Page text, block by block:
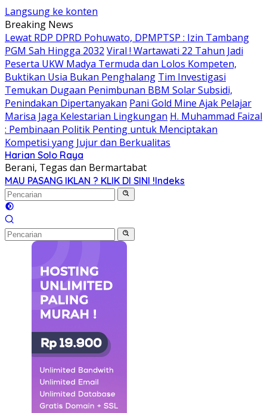
Langsung ke konten
Breaking News
Lewat RDP DPRD Pohuwato, DPMPTSP : Izin Tambang
PGM Sah Hingga 2032 Viral ! Wartawati 22 Tahun Jadi
Peserta UKW Madya Termuda dan Lolos Kompeten,
Buktikan Usia Bukan Penghalang Tim Investigasi
Temukan Dugaan Penimbunan BBM Solar Subsidi,
Penindakan Dipertanyakan Pani Gold Mine Ajak Pelajar
Marisa Jaga Kelestarian Lingkungan H. Muhammad Faizal
: Pembinaan Politik Penting untuk Menciptakan
Kompetisi yang Jujur dan Berkualitas
Harian Solo Raya
Berani, Tegas dan Bermartabat
MAU PASANG IKLAN ? KLIK DI SINI !Indeks